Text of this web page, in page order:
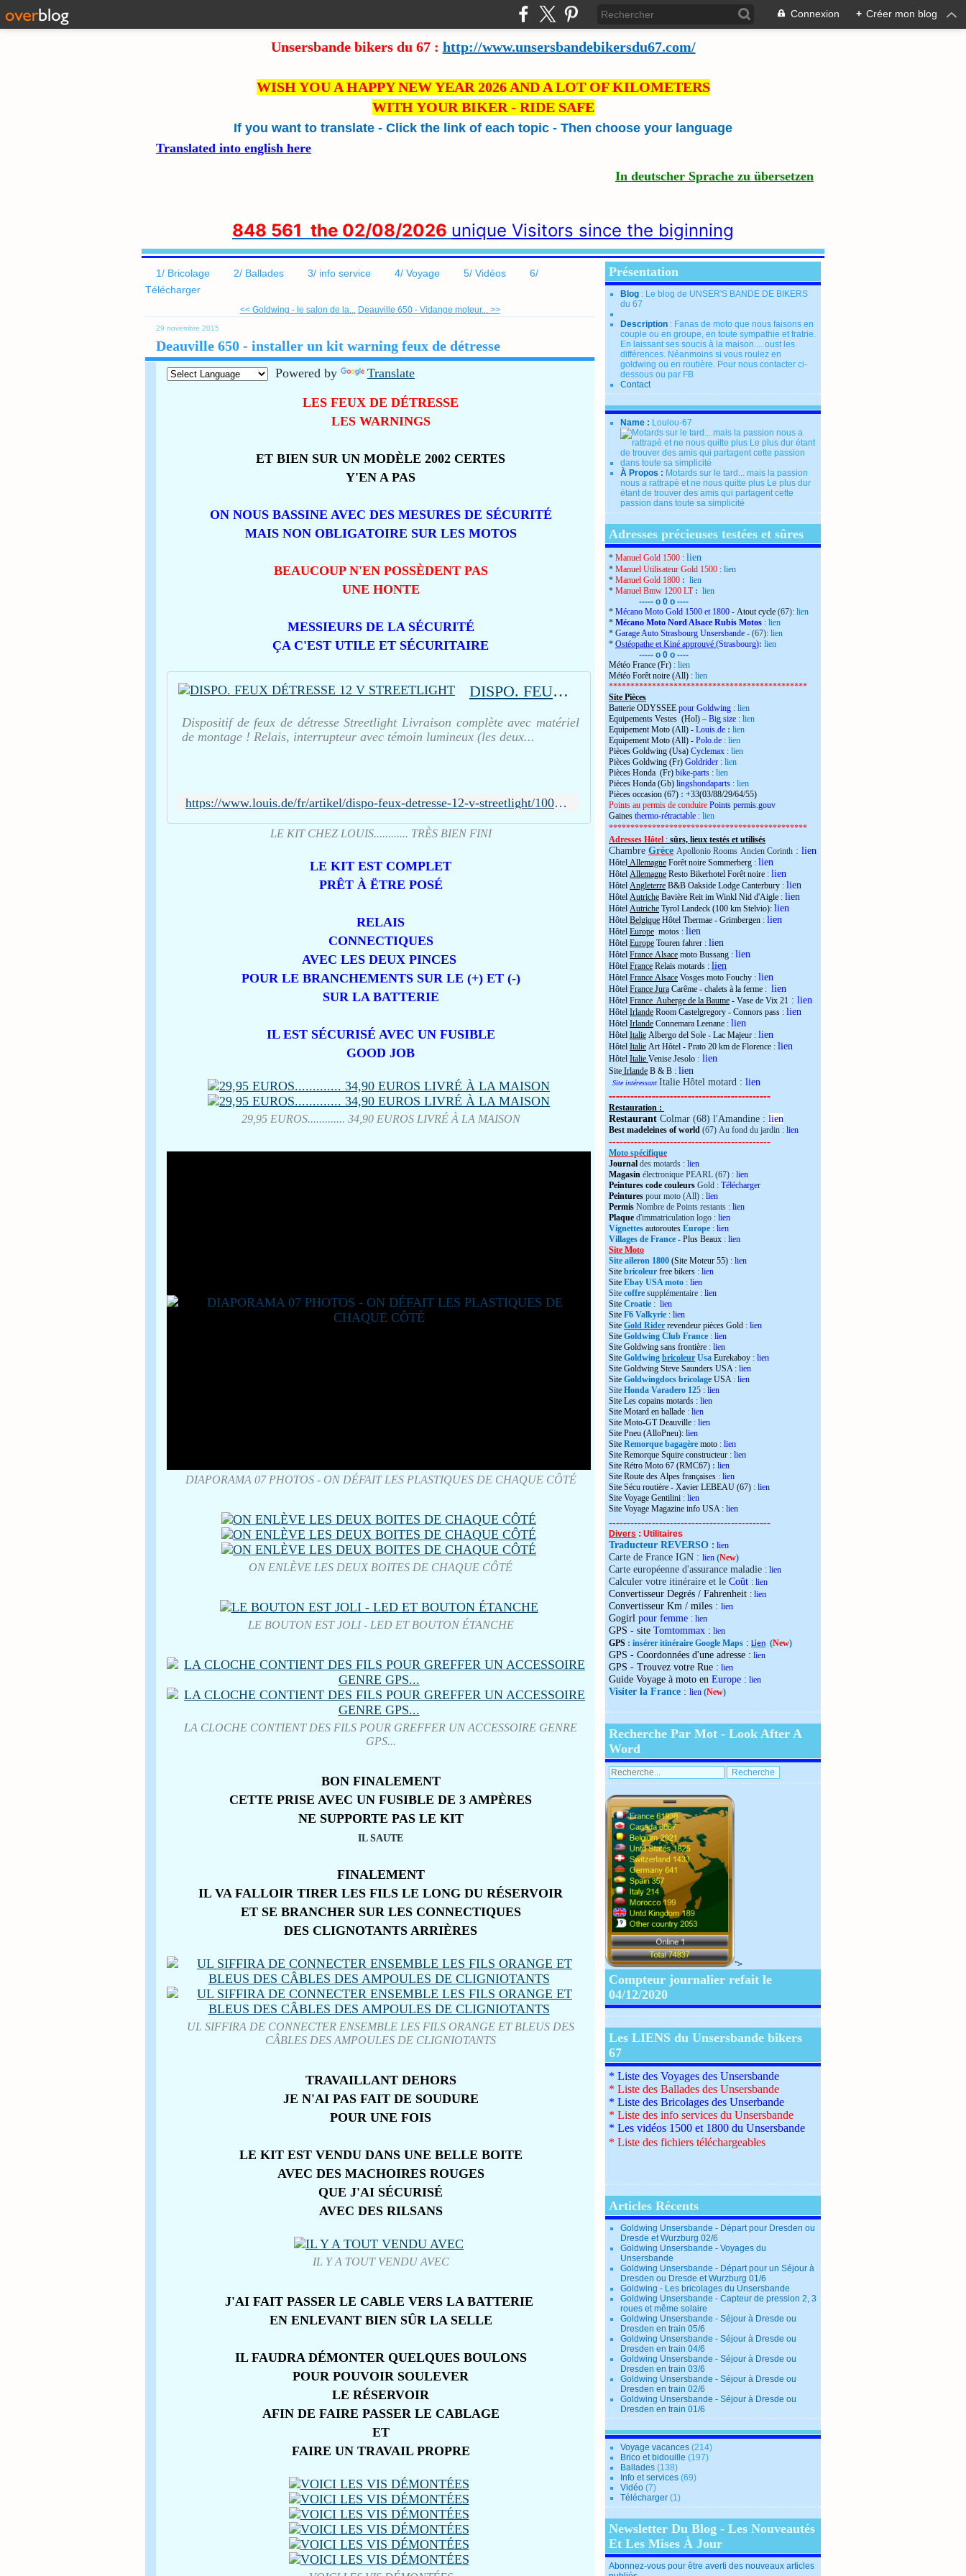
Connexion + Créer mon blog
Unsersbande bikers du 67 : http://www.unsersbandebikersdu67.com/
WISH YOU A HAPPY NEW YEAR 2026 AND A LOT OF KILOMETERS
WITH YOUR BIKER - RIDE SAFE
If you want to translate - Click the link of each topic - Then choose your language
Translated into english here
In deutscher Sprache zu übersetzen
848 561 the 02/08/2026 unique Visitors since the biginning
1/ Bricolage 2/ Ballades 3/ info service 4/ Voyage 5/ Vidéos
6/
Télécharger
<< Goldwing - le salon de la... Deauville 650 - Vidange moteur... >>
29 novembre 2015
Deauville 650 - installer un kit warning feux de détresse
Powered by Translate
LES FEUX DE DÉTRESSE
LES WARNINGS
ET BIEN SUR UN MODÈLE 2002 CERTES
Y'EN A PAS
ON NOUS BASSINE AVEC DES MESURES DE SÉCURITÉ
MAIS NON OBLIGATOIRE SUR LES MOTOS
BEAUCOUP N'EN POSSÈDENT PAS
UNE HONTE
MESSIEURS DE LA SÉCURITÉ
ÇA C'EST UTILE ET SÉCURITAIRE
DISPO. FEUX DÉTRESSE 12 V STREETLIGHT
Dispositif de feux de détresse Streetlight Livraison complète avec matériel
de montage ! Relais, interrupteur avec témoin lumineux (les deux...
https://www.louis.de/fr/artikel/dispo-feux-detresse-12-v-streetlight/10034951
LE KIT CHEZ LOUIS............ TRÈS BIEN FINI
LE KIT EST COMPLET
PRÊT À ËTRE POSÉ
RELAIS
CONNECTIQUES
AVEC LES DEUX PINCES
POUR LE BRANCHEMENTS SUR LE (+) ET (-)
SUR LA BATTERIE
IL EST SÉCURISÉ AVEC UN FUSIBLE
GOOD JOB
29,95 EUROS............. 34,90 EUROS LIVRÉ À LA MAISON
DIAPORAMA 07 PHOTOS - ON DÉFAIT LES PLASTIQUES DE CHAQUE CÔTÉ
ON ENLÈVE LES DEUX BOITES DE CHAQUE CÔTÉ
LE BOUTON EST JOLI - LED ET BOUTON ÉTANCHE
LA CLOCHE CONTIENT DES FILS POUR GREFFER UN ACCESSOIRE GENRE
GPS...
BON FINALEMENT
CETTE PRISE AVEC UN FUSIBLE DE 3 AMPÈRES
NE SUPPORTE PAS LE KIT
IL SAUTE
FINALEMENT
IL VA FALLOIR TIRER LES FILS LE LONG DU RÉSERVOIR
ET SE BRANCHER SUR LES CONNECTIQUES
DES CLIGNOTANTS ARRIÈRES
UL SIFFIRA DE CONNECTER ENSEMBLE LES FILS ORANGE ET BLEUS DES
CÂBLES DES AMPOULES DE CLIGNIOTANTS
TRAVAILLANT DEHORS
JE N'AI PAS FAIT DE SOUDURE
POUR UNE FOIS
LE KIT EST VENDU DANS UNE BELLE BOITE
AVEC DES MACHOIRES ROUGES
QUE J'AI SÉCURISÉ
AVEC DES RILSANS
IL Y A TOUT VENDU AVEC
J'AI FAIT PASSER LE CABLE VERS LA BATTERIE
EN ENLEVANT BIEN SÛR LA SELLE
IL FAUDRA DÉMONTER QUELQUES BOULONS
POUR POUVOIR SOULEVER
LE RÉSERVOIR
AFIN DE FAIRE PASSER LE CABLAGE
ET
FAIRE UN TRAVAIL PROPRE
Présentation
Blog : Le blog de UNSER'S BANDE DE BIKERS
du 67
Description : Fanas de moto que nous faisons en
couple ou en groupe, en toute sympathie et fratrie.
En laissant ses soucis à la maison.... oust les
différences. Néanmoins si vous roulez en
goldwing ou en routière. Pour nous contacter ci-
dessous ou par FB
Contact
Name : Loulou-67
À Propos : Motards sur le tard... mais la passion
nous a rattrapé et ne nous quitte plus Le plus dur
étant de trouver des amis qui partagent cette
passion dans toute sa simplicité
Adresses précieuses testées et sûres
* Manuel Gold 1500 : lien
* Manuel Utilisateur Gold 1500 : lien
* Manuel Gold 1800 : lien
* Manuel Bmw 1200 LT: lien
----- o 0 o ----
* Mécano Moto Gold 1500 et 1800 - Atout cycle (67): lien
* Mécano Moto Nord Alsace Rubis Motos : lien
* Garage Auto Strasbourg Unsersbande - (67): lien
* Ostéopathe et Kiné approuvé (Strasbourg): lien
----- o 0 o ----
Météo France (Fr) : lien
Météo Forêt noire (All) : lien
**********************************************
Site Pièces
Batterie ODYSSEE pour Goldwing : lien
Equipements Vestes (Hol) – Big size : lien
Equipement Moto (All) - Louis.de : lien
Equipement Moto (All) - Polo.de : lien
Pièces Goldwing (Usa) Cyclemax : lien
Pièces Goldwing (Fr) Goldrider : lien
Pièces Honda (Fr) bike-parts : lien
Pièces Honda (Gb) lingshondaparts : lien
Pièces occasion (67) : +33(03/88/29/64/55)
Points au permis de conduire Points permis.gouv
Gaines thermo-rétractable : lien
**********************************************
Adresses Hôtel : sûrs, lieux testés et utilisés
Chambre Grèce Apollonio Rooms Ancien Corinth : lien
Hôtel Allemagne Forêt noire Sommerberg : lien
Hôtel Allemagne Resto Bikerhotel Forêt noire : lien
Hôtel Angleterre B&B Oakside Lodge Canterbury : lien
Hôtel Autriche Bavière Reit im Winkl Nid d'Aigle : lien
Hôtel Autriche Tyrol Landeck (100 km Stelvio): lien
Hôtel Belgique Hôtel Thermae - Grimbergen : lien
Hôtel Europe motos : lien
Hôtel Europe Touren fahrer : lien
Hôtel France Alsace moto Bussang : lien
Hôtel France Relais motards : lien
Hôtel France Alsace Vosges moto Fouchy : lien
Hôtel France Jura Carême - chalets à la ferme : lien
Hôtel France Auberge de la Baume - Vase de Vix 21 : lien
Hôtel Irlande Room Castelgregory - Connors pass : lien
Hôtel Irlande Connemara Leenane : lien
Hôtel Italie Albergo del Sole - Lac Majeur : lien
Hôtel Italie Art Hôtel - Prato 20 km de Florence : lien
Hôtel Italie Venise Jesolo : lien
Site Irlande B & B : lien
Site intéressant Italie Hôtel motard : lien
---------------------------------------------
Restauration :
Restaurant Colmar (68) l'Amandine : lien
Best madeleines of world (67) Au fond du jardin : lien
---------------------------------------------
Moto spécifique
Journal des motards : lien
Magasin électronique PEARL (67) : lien
Peintures code couleurs Gold : Télécharger
Peintures pour moto (All) : lien
Permis Nombre de Points restants : lien
Plaque d'immatriculation logo : lien
Vignettes autoroutes Europe : lien
Villages de France - Plus Beaux : lien
Site Moto
Site aileron 1800 (Site Moteur 55) : lien
Site bricoleur free bikers : lien
Site Ebay USA moto : lien
Site coffre supplémentaire : lien
Site Croatie : lien
Site F6 Valkyrie : lien
Site Gold Rider revendeur pièces Gold : lien
Site Goldwing Club France : lien
Site Goldwing sans frontière : lien
Site Goldwing bricoleur Usa Eurekaboy : lien
Site Goldwing Steve Saunders USA : lien
Site Goldwingdocs bricolage USA : lien
Site Honda Varadero 125 : lien
Site Les copains motards : lien
Site Motard en ballade : lien
Site Moto-GT Deauville : lien
Site Pneu (AlloPneu): lien
Site Remorque bagagère moto : lien
Site Remorque Squire constructeur : lien
Site Rétro Moto 67 (RMC67) : lien
Site Route des Alpes françaises : lien
Site Sécu routière - Xavier LEBEAU (67) : lien
Site Voyage Gentilini : lien
Site Voyage Magazine info USA: lien
---------------------------------------------
Divers : Utilitaires
Traducteur REVERSO : lien
Carte de France IGN : lien (New)
Carte européenne d'assurance maladie : lien
Calculer votre itinéraire et le Coût : lien
Convertisseur Degrés / Fahrenheit : lien
Convertisseur Km / miles : lien
Gogirl pour femme : lien
GPS - site Tomtommax : lien
GPS : insérer itinéraire Google Maps : Lien (New)
GPS - Coordonnées d'une adresse : lien
GPS - Trouvez votre Rue : lien
Guide Voyage à moto en Europe : lien
Visiter la France : lien (New)
Recherche Par Mot - Look After A
Word
">
Compteur journalier refait le
04/12/2020
Les LIENS du Unsersbande bikers
67
* Liste des Voyages des Unsersbande
* Liste des Ballades des Unsersbande
* Liste des Bricolages des Unserbande
* Liste des info services du Unsersbande
* Les vidéos 1500 et 1800 du Unsersbande
* Liste des fichiers téléchargeables
Articles Récents
Goldwing Unsersbande - Départ pour Dresden ou
Dresde et Wurzburg 02/6
Goldwing Unsersbande - Voyages du
Unsersbande
Goldwing Unsersbande - Départ pour un Séjour à
Dresden ou Dresde et Wurzburg 01/6
Goldwing - Les bricolages du Unsersbande
Goldwing Unsersbande - Capteur de pression 2, 3
roues et même solaire
Goldwing Unsersbande - Séjour à Dresde ou
Dresden en train 05/6
Goldwing Unsersbande - Séjour à Dresde ou
Dresden en train 04/6
Goldwing Unsersbande - Séjour à Dresde ou
Dresden en train 03/6
Goldwing Unsersbande - Séjour à Dresde ou
Dresden en train 02/6
Goldwing Unsersbande - Séjour à Dresde ou
Dresden en train 01/6
Voyage vacances (214)
Brico et bidouille (197)
Ballades (138)
Info et services (69)
Vidéo (7)
Télécharger (1)
Newsletter Du Blog - Les Nouveautés
Et Les Mises À Jour
Abonnez-vous pour être averti des nouveaux articles